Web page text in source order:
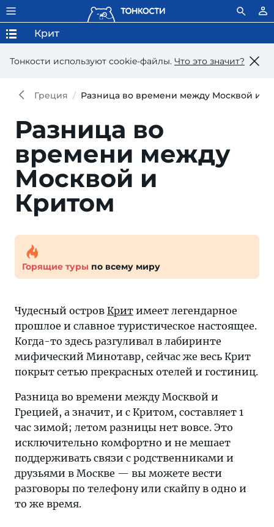
Тонкости используют сookie-файлы. Что это значит?
Крит
Греция Разница во времени между Москвой и
Разница во
времени между
Москвой и
Критом
Горящие туры по всему миру
Чудесный остров Крит имеет легендарное
прошлое и славное туристическое настоящее.
Когда-то здесь разгуливал в лабиринте
мифический Минотавр, сейчас же весь Крит
покрыт сетью прекрасных отелей и гостиниц.
Разница во времени между Москвой и
Грецией, а значит, и с Критом, составляет 1
час зимой; летом разницы нет вовсе. Это
исключительно комфортно и не мешает
поддерживать связи с родственниками и
друзьями в Москве — вы можете вести
разговоры по телефону или скайпу в одно и
то же время.